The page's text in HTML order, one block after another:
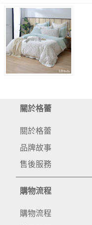
關於格蕾
關於格蕾
品牌故事
售後服務
購物流程
購物流程